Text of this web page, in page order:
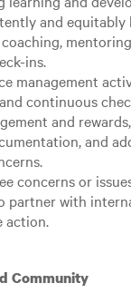
and
ins.
management
continuous
and
and
concerns or
partner with
action.
Community